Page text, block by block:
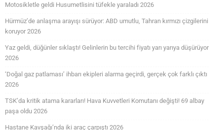
Motosikletle geldi Husumetlisini tüfekle yaraladı 2026
Hürmüz’de anlaşma arayışı sürüyor: ABD umutlu, Tahran kırmızı çizgilerini
koruyor 2026
Yaz geldi, düğünler sıklaştı! Gelinlerin bu tercihi fiyatı yarı yarıya düşürüyor
2026
‘Doğal gaz patlaması’ ihbarı ekipleri alarma geçirdi, gerçek çok farklı çıktı
2026
TSK’da kritik atama kararları! Hava Kuvvetleri Komutanı değişti! 69 albay
paşa oldu 2026
Hastane Kavşağı’nda iki araç çarpıştı 2026